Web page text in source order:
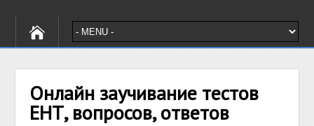
Онлайн заучивание тестов
ЕНТ, вопросов, ответов